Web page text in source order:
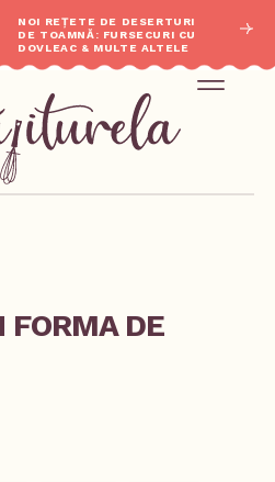
NOI REȚETE DE DESERTURI
DE TOAMNĂ: FURSECURI CU
DOVLEAC & MULTE ALTELE
FORMA DE